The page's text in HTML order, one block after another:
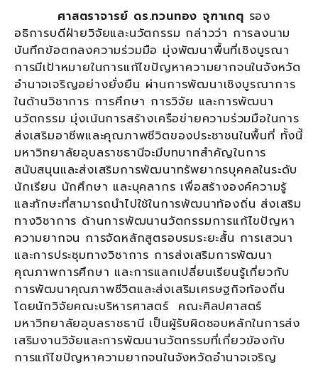
ศาสตราจารย์ ดร.ทวนทอง จุฑาเกตุ รอง
อธิการบดีฝ่ายวิจัยและนวัตกรรม กล่าวว่า การลงนาม
บันทึกข้อตกลงความร่วมมือ มุ่งพัฒนาพื้นที่เชิงบูรณา
การมีเป้าหมายในการแก้ไขปัญหาความยากจนในจังหวัด
อำนาจเจริญอย่างยั่งยืน ผ่านการพัฒนาเชิงบูรณาการ
ในด้านวิชาการ การศึกษา การวิจัย และการพัฒนา
นวัตกรรม มุ่งเน้นการสร้างเครือข่ายความร่วมมือในการ
ส่งเสริมอาชีพและคุณภาพชีวิตของประชาชนในพื้นที่ ทั้งนี้
มหาวิทยาลัยอุบลราชธานีจะมีบทบาทสำคัญในการ
สนับสนุนและส่งเสริมการพัฒนาทรัพยากรบุคคลในระดับ
นักเรียน นักศึกษา และบุคลากร เพื่อสร้างองค์ความรู้
และทักษะที่สามารถนำไปใช้ในการพัฒนาท้องถิ่น ส่งเสริม
ทางวิชาการ ด้านการพัฒนานวัตกรรมการแก้ไขปัญหา
ความยากจน การจัดหลักสูตรอบรมระยะสั้น การเสวนา
และการประชุมทางวิชาการ การส่งเสริมการพัฒนา
คุณภาพการศึกษา และการแลกเปลี่ยนเรียนรู้เกี่ยวกับ
การพัฒนาคุณภาพชีวิตและส่งเสริมเศรษฐกิจท้องถิ่น
โดยนักวิจัยคณะบริหารศาสตร์ คณะศิลปศาสตร์
มหาวิทยาลัยอุบลราชธานี เป็นผู้รับผิดชอบหลักในการส่ง
เสริมงานวิจัยและการพัฒนานวัตกรรมที่เกี่ยวข้องกับ
การแก้ไขปัญหาความยากจนในจังหวัดอำนาจเจริญ